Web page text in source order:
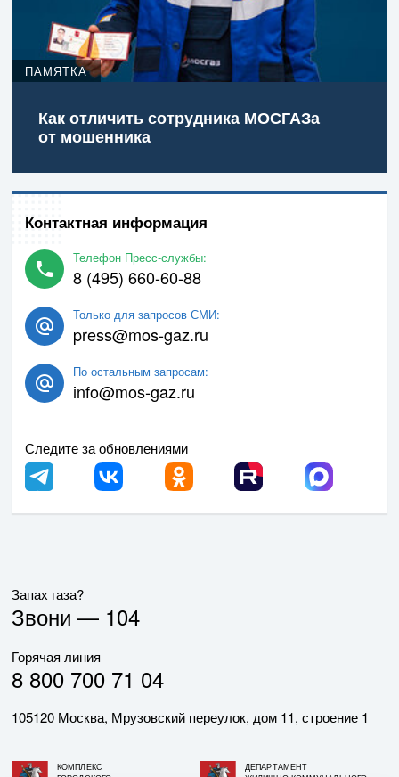
ПАМЯТКА
Как отличить сотрудника МОСГАЗа
от мошенника
Контактная информация
Телефон Пресс-службы:
8 (495) 660-60-88
Только для запросов СМИ:
press@mos-gaz.ru
По остальным запросам:
info@mos-gaz.ru
Следите за обновлениями
Запах газа?
Звони — 104
Горячая линия
8 800 700 71 04
105120 Москва, Мрузовский переулок, дом 11, строение 1
КОМПЛЕКС
ДЕПАРТАМЕНТ